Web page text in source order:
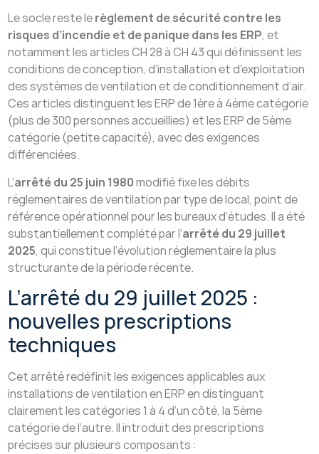
Le socle reste lerèglement de sécurité contre les
risques d’incendie et de panique dans les ERP, et
notamment les articles CH 28 à CH 43 qui définissent les
conditions de conception, d’installation et d’exploitation
des systèmes de ventilation et de conditionnement d’air.
Ces articles distinguent les ERP de 1ère à 4ème catégorie
(plus de 300 personnes accueillies) et les ERP de 5ème
catégorie (petite capacité), avec des exigences
différenciées.
L’arrêté du 25 juin 1980modifié fixe les débits
réglementaires de ventilation par type de local, point de
référence opérationnel pour les bureaux d’études. Il a été
substantiellement complété par l’arrêté du 29 juillet
2025, qui constitue l’évolution réglementaire la plus
structurante de la période récente.
L’arrêté du 29 juillet 2025 :
nouvelles prescriptions
techniques
Cet arrêté redéfinit les exigences applicables aux
installations de ventilation en ERP en distinguant
clairement les catégories 1 à 4 d’un côté, la 5ème
catégorie de l’autre. Il introduit des prescriptions
précises sur plusieurs composants :